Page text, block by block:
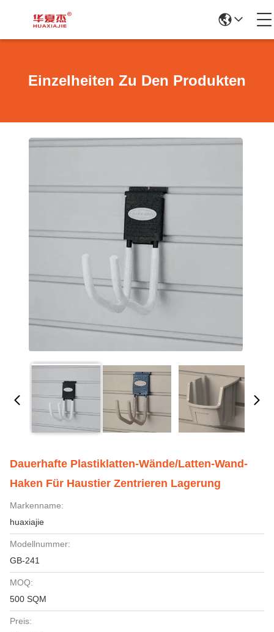
Einzelheiten Zu Den Produkten
Dauerhafte Plastiklatten-Wände/Latten-Wand-
Haken Für Haustier Zentrieren Lagerung
Markenname:
huaxiajie
Modellnummer:
GB-241
MOQ:
500 SQM
Preis: